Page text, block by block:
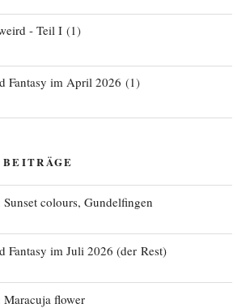
- Teil I(1)
Fantasy im April 2026 (1)
colours, Gundelfingen
Fantasy im Juli 2026 (der Rest)
flower